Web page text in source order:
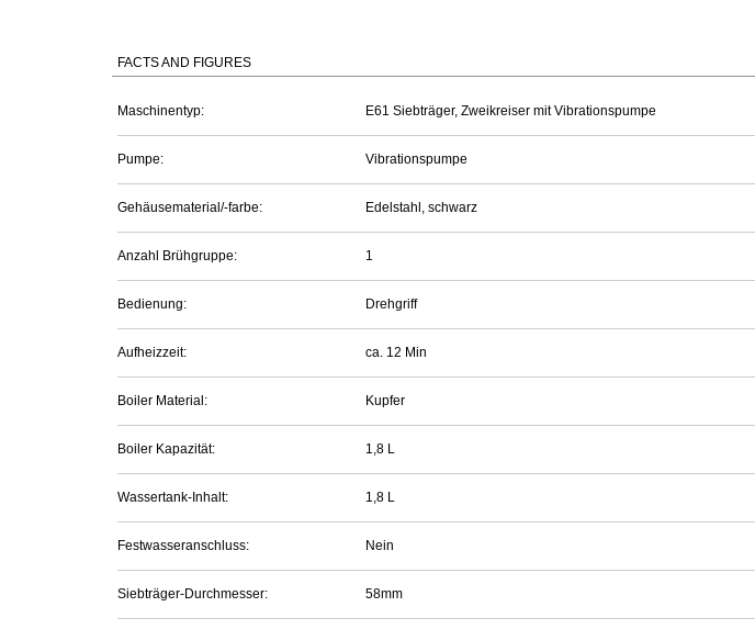
FACTS AND FIGURES
Maschinentyp: E61 Siebträger, Zweikreiser mit Vibrationspumpe
Pumpe: Vibrationspumpe
Gehäusematerial/-farbe: Edelstahl, schwarz
Anzahl Brühgruppe: 1
Bedienung: Drehgriff
Aufheizzeit: ca. 12 Min
Boiler Material: Kupfer
Boiler Kapazität: 1,8 L
Wassertank-Inhalt: 1,8 L
Festwasseranschluss: Nein
Siebträger-Durchmesser: 58mm